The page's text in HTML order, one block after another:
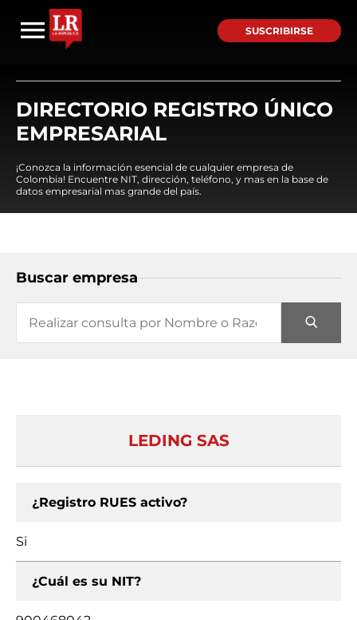
SUSCRIBIRSE
DIRECTORIO REGISTRO ÚNICO
EMPRESARIAL
¡Conozca la información esencial de cualquier empresa de
Colombia! Encuentre NIT, dirección, teléfono, y mas en la base de
datos empresarial mas grande del país.
Buscar empresa
LEDING SAS
¿Registro RUES activo?
Si
¿Cuál es su NIT?